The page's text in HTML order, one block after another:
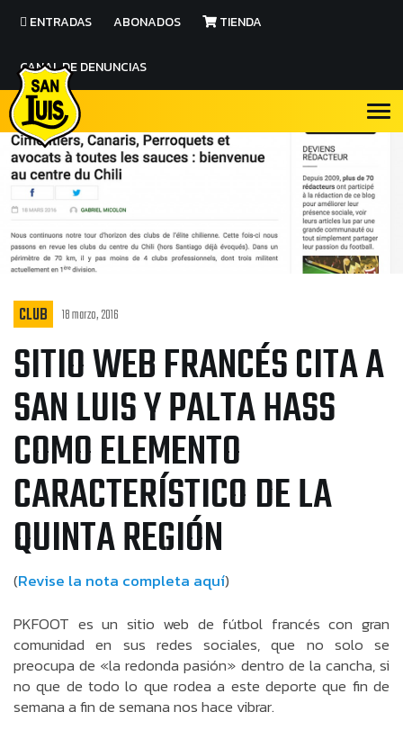
ENTRADAS ABONADOS TIENDA
CANAL DE DENUNCIAS
CLUB 18 marzo, 2016
SITIO WEB FRANCÉS CITA A
SAN LUIS Y PALTA HASS
COMO ELEMENTO
CARACTERÍSTICO DE LA
QUINTA REGIÓN
(Revise la nota completa aquí)
PKFOOT es un sitio web de fútbol francés con gran
comunidad en sus redes sociales, que no solo se
preocupa de «la redonda pasión» dentro de la cancha, si
no que de todo lo que rodea a este deporte que fin de
semana a fin de semana nos hace vibrar.